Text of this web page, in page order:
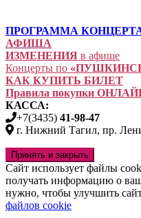
ПРОГРАММА
АФИША
ИЗМЕНЕНИЯ в афише
Концерты по
КАК КУПИТЬ БИЛЕТ
Правила покупки
КАССА:
+7(3435) 41-98-47
г. Нижний Тагил, пр.
Сайт использует файлы
получать информацию о
нужно, чтобы улучшить
файлов cookie